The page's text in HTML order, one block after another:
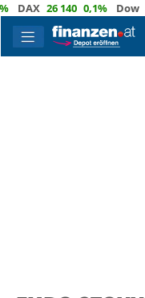
26 140 0,1% Dow 53 885